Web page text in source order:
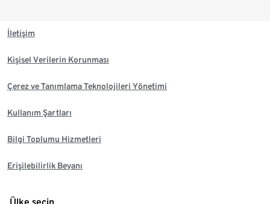
İletişim
Kişisel Verilerin Korunması
Çerez ve Tanımlama Teknolojileri Yönetimi
Kullanım Şartları
Bilgi Toplumu Hizmetleri
Erişilebilirlik Beyanı